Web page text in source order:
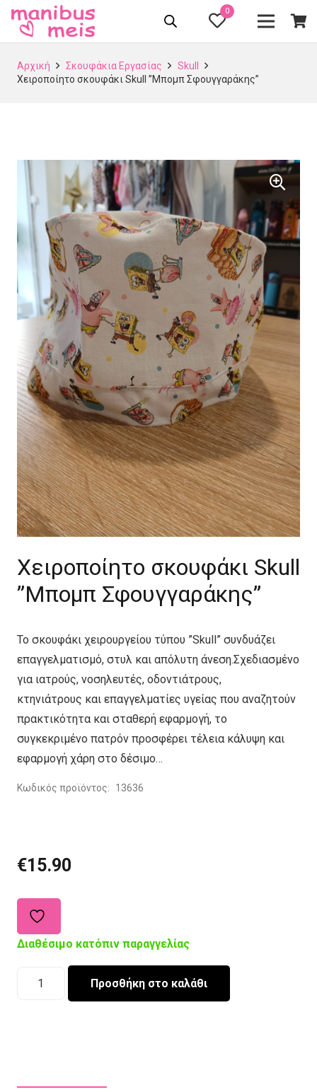
0
Αρχική Σκουφάκια Εργασίας
Skull
Χειροποίητο σκουφάκι Skull ”Μπομπ Σφουγγαράκης”
Χειροποίητο σκουφάκι Skull
”Μπομπ Σφουγγαράκης”
Το σκουφάκι χειρουργείου τύπου ”Skull” συνδυάζει
επαγγελματισμό, στυλ και απόλυτη άνεση.Σχεδιασμένο
για ιατρούς, νοσηλευτές, οδοντιάτρους,
κτηνιάτρους και επαγγελματίες υγείας που αναζητούν
πρακτικότητα και σταθερή εφαρμογή, το
συγκεκριμένο πατρόν προσφέρει τέλεια κάλυψη και
εφαρμογή χάρη στο δέσιμο…
Κωδικός προϊόντος: 13636
€15.90
Διαθέσιμο κατόπιν παραγγελίας
Χειροποίητο
Προσθήκη στο καλάθι